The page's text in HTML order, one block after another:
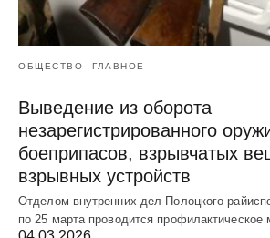
ОБЩЕСТВО ГЛАВНОЕ
Выведение из оборота
незарегистрированного
боеприпасов, взрывчатых
взрывных устройств
Отделом внутренних дел Полоцкого
по 25 марта проводится профилактическое